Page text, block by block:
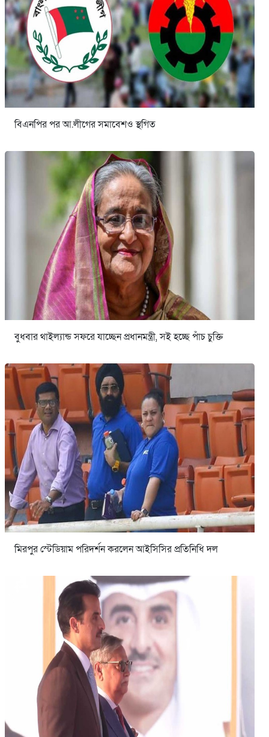
বিএনপির পর আ.লীগের সমাবেশও স্থগিত
বুধবার থাইল্যান্ড সফরে যাচ্ছেন প্রধানমন্ত্রী, সই হচ্ছে পাঁচ চুক্তি
মিরপুর স্টেডিয়াম পরিদর্শন করলেন আইসিসির প্রতিনিধি দল